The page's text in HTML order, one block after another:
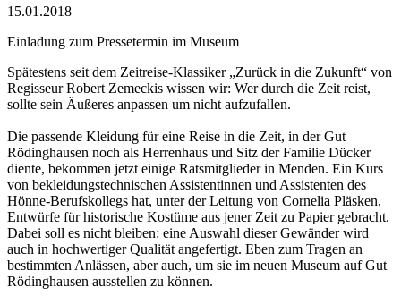
15.01.2018
Einladung zum Pressetermin im Museum
Spätestens seit dem Zeitreise-Klassiker „Zurück in die Zukunft“ von
Regisseur Robert Zemeckis wissen wir: Wer durch die Zeit reist,
sollte sein Äußeres anpassen um nicht aufzufallen.
Die passende Kleidung für eine Reise in die Zeit, in der Gut
Rödinghausen noch als Herrenhaus und Sitz der Familie Dücker
diente, bekommen jetzt einige Ratsmitglieder in Menden. Ein Kurs
von bekleidungstechnischen Assistentinnen und Assistenten des
Hönne-Berufskollegs hat, unter der Leitung von Cornelia Pläsken,
Entwürfe für historische Kostüme aus jener Zeit zu Papier gebracht.
Dabei soll es nicht bleiben: eine Auswahl dieser Gewänder wird
auch in hochwertiger Qualität angefertigt. Eben zum Tragen an
bestimmten Anlässen, aber auch, um sie im neuen Museum auf Gut
Rödinghausen ausstellen zu können.